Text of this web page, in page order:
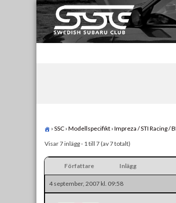
Skip
to
content
Swedish Subaru Club
För oss som älskar Subaru!
› SSC › Modellspecifikt › Impreza / STI Racing /
Visar 7 inlägg - 1 till 7 (av 7 totalt)
Författare Inlägg
4 september, 2007 kl. 09:58